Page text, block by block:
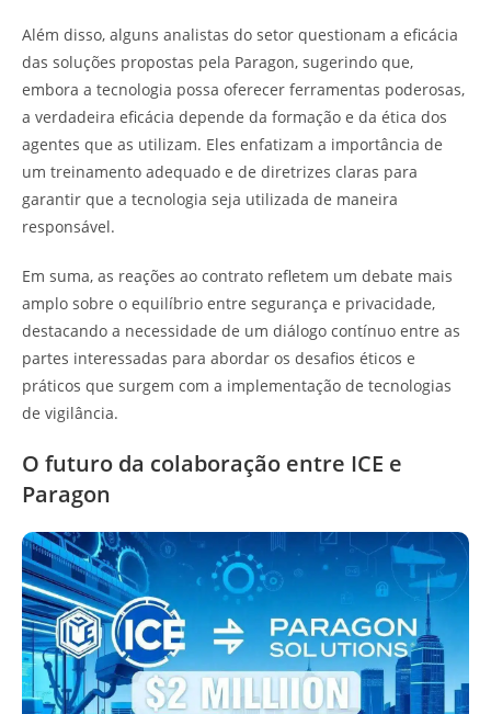
Além disso, alguns analistas do setor questionam a eficácia
das soluções propostas pela Paragon, sugerindo que,
embora a tecnologia possa oferecer ferramentas poderosas,
a verdadeira eficácia depende da formação e da ética dos
agentes que as utilizam. Eles enfatizam a importância de
um treinamento adequado e de diretrizes claras para
garantir que a tecnologia seja utilizada de maneira
responsável.
Em suma, as reações ao contrato refletem um debate mais
amplo sobre o equilíbrio entre segurança e privacidade,
destacando a necessidade de um diálogo contínuo entre as
partes interessadas para abordar os desafios éticos e
práticos que surgem com a implementação de tecnologias
de vigilância.
O futuro da colaboração entre ICE e
Paragon